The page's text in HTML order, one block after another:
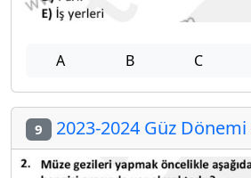
A B C
9 2023-2024 Güz Dönemi